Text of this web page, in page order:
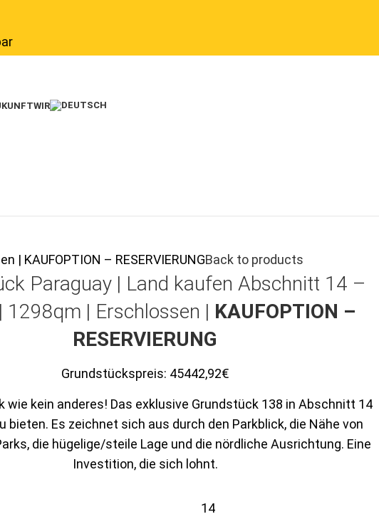
WIR
KAUFOPTION – RESERVIERUNGBack to products
Paraguay | Land kaufen Abschnitt 14 –
1298qm | Erschlossen | KAUFOPTION –
RESERVIERUNG
Grundstückspreis: 45442,92€
wie kein anderes! Das exklusive Grundstück 138 in Abschnitt 14
bieten. Es zeichnet sich aus durch den Parkblick, die Nähe von
die hügelige/steile Lage und die nördliche Ausrichtung. Eine
Investition, die sich lohnt.
14